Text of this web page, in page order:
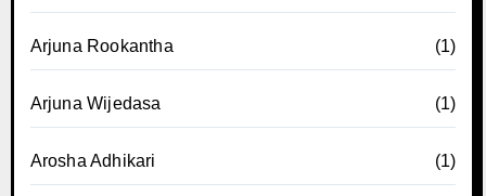
Arjuna Rookantha (1)
Arjuna Wijedasa (1)
Arosha Adhikari (1)